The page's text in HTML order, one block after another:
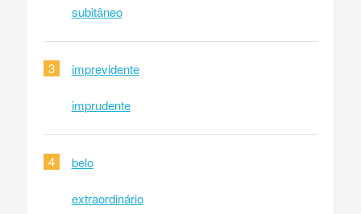
subitâneo
3 imprevidente
imprudente
4 belo
extraordinário